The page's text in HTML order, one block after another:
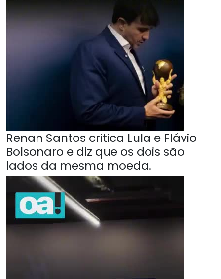
Renan Santos critica Lula e Flávio
Bolsonaro e diz que os dois são
lados da mesma moeda.